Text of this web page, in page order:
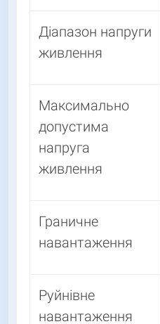
Діапазон напруги
живлення
Максимально
допустима
напруга
живлення
Граничне
навантаження
Руйнівне
навантаження